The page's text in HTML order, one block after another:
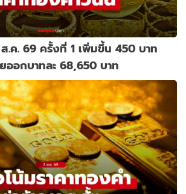
.ค. 69 ครั้งที่ 1 เพิ่มขึ้น 450 บาท
อกบาทละ 68,650 บาท